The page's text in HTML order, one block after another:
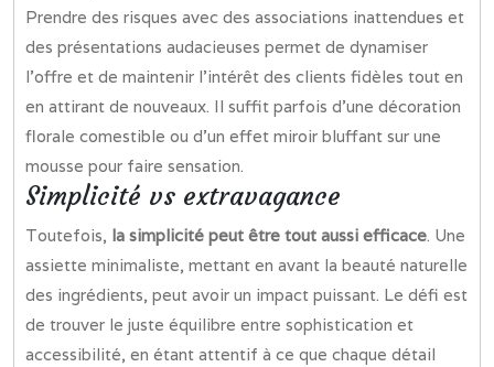
Prendre des risques avec des associations inattendues et
des présentations audacieuses permet de dynamiser
l’offre et de maintenir l’intérêt des clients fidèles tout en
en attirant de nouveaux. Il suffit parfois d’une décoration
florale comestible ou d’un effet miroir bluffant sur une
mousse pour faire sensation.
Simplicité vs extravagance
Toutefois, la simplicité peut être tout aussi efficace. Une
assiette minimaliste, mettant en avant la beauté naturelle
des ingrédients, peut avoir un impact puissant. Le défi est
de trouver le juste équilibre entre sophistication et
accessibilité, en étant attentif à ce que chaque détail